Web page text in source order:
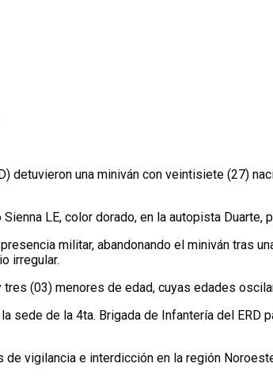
detuvieron una miniván con veintisiete (27)
LE, color dorado, en la autopista
militar, abandonando el miniván tras
irregular.
(03) menores de edad, cuyas edades
sede de la 4ta. Brigada de Infantería del
vigilancia e interdicción en la región